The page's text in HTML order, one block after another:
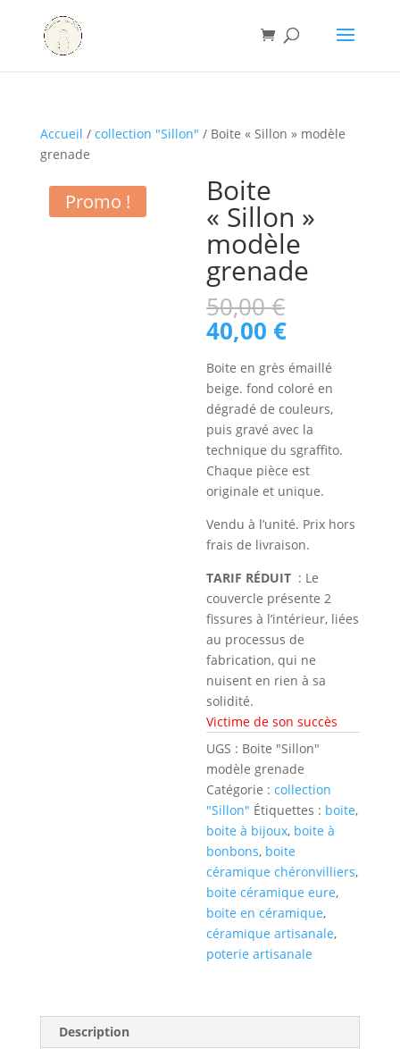
Accueil / collection "Sillon" / Boite « Sillon » modèle
grenade
Promo ! Boite
« Sillon »
modèle
grenade
50,00€
était :
50,00 €.
40,00€Le
actuel
est :
40,00 €.
Boite en grès émaillé
beige. fond coloré en
dégradé de couleurs,
puis gravé avec la
technique du sgraffito.
Chaque pièce est
originale et unique.
Vendu à l’unité. Prix hors
frais de livraison.
TARIF RÉDUIT : Le
couvercle présente 2
fissures à l’intérieur, liées
au processus de
fabrication, qui ne
nuisent en rien à sa
solidité.
Victime de son succès
UGS : Boite "Sillon"
modèle grenade
Catégorie :collection
"Sillon" Étiquettes : boite,
boite à bijoux, boite à
bonbons, boite
céramique chéronvilliers,
boite céramique eure,
boite en céramique,
céramique artisanale,
poterie artisanale
Description